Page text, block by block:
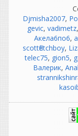
начиная
ключи не
так что
guter
написал
йо нигга
СИ Джей
Djmisha2007,
gevic, vadimetz,
Акела6по6,
scottfletchboy,
telec75, gion5,
Валерик,